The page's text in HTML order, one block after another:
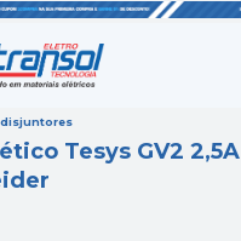
disjuntores
Tesys GV2 2,5A